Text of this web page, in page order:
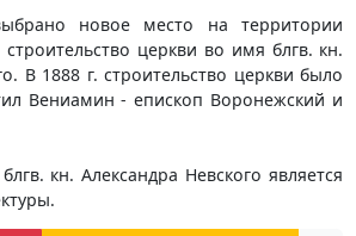
новое место на территории
церкви во имя блгв. кн.
В 1888 г. строительство церкви было
Вениамин - епископ Воронежский и
кн. Александра Невского является